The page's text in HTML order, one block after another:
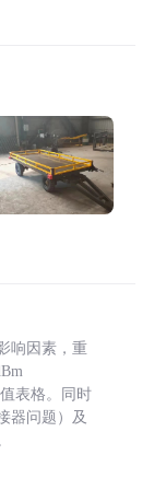
响因素，重
表格。同时
器问题）及